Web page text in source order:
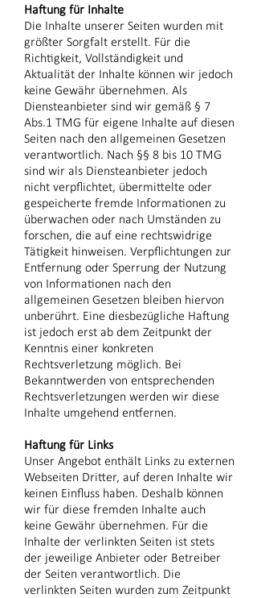
Haftung für Inhalte
Die Inhalte unserer Seiten wurden mit
größter Sorgfalt erstellt. Für die
Richtigkeit, Vollständigkeit und
Aktualität der Inhalte können wir jedoch
keine Gewähr übernehmen. Als
Diensteanbieter sind wir gemäß § 7
Abs.1 TMG für eigene Inhalte auf diesen
Seiten nach den allgemeinen Gesetzen
verantwortlich. Nach §§ 8 bis 10 TMG
sind wir als Diensteanbieter jedoch
nicht verpflichtet, übermittelte oder
gespeicherte fremde Informationen zu
überwachen oder nach Umständen zu
forschen, die auf eine rechtswidrige
Tätigkeit hinweisen. Verpflichtungen zur
Entfernung oder Sperrung der Nutzung
von Informationen nach den
allgemeinen Gesetzen bleiben hiervon
unberührt. Eine diesbezügliche Haftung
ist jedoch erst ab dem Zeitpunkt der
Kenntnis einer konkreten
Rechtsverletzung möglich. Bei
Bekanntwerden von entsprechenden
Rechtsverletzungen werden wir diese
Inhalte umgehend entfernen.
Haftung für Links
Unser Angebot enthält Links zu externen
Webseiten Dritter, auf deren Inhalte wir
keinen Einfluss haben. Deshalb können
wir für diese fremden Inhalte auch
keine Gewähr übernehmen. Für die
Inhalte der verlinkten Seiten ist stets
der jeweilige Anbieter oder Betreiber
der Seiten verantwortlich. Die
verlinkten Seiten wurden zum Zeitpunkt